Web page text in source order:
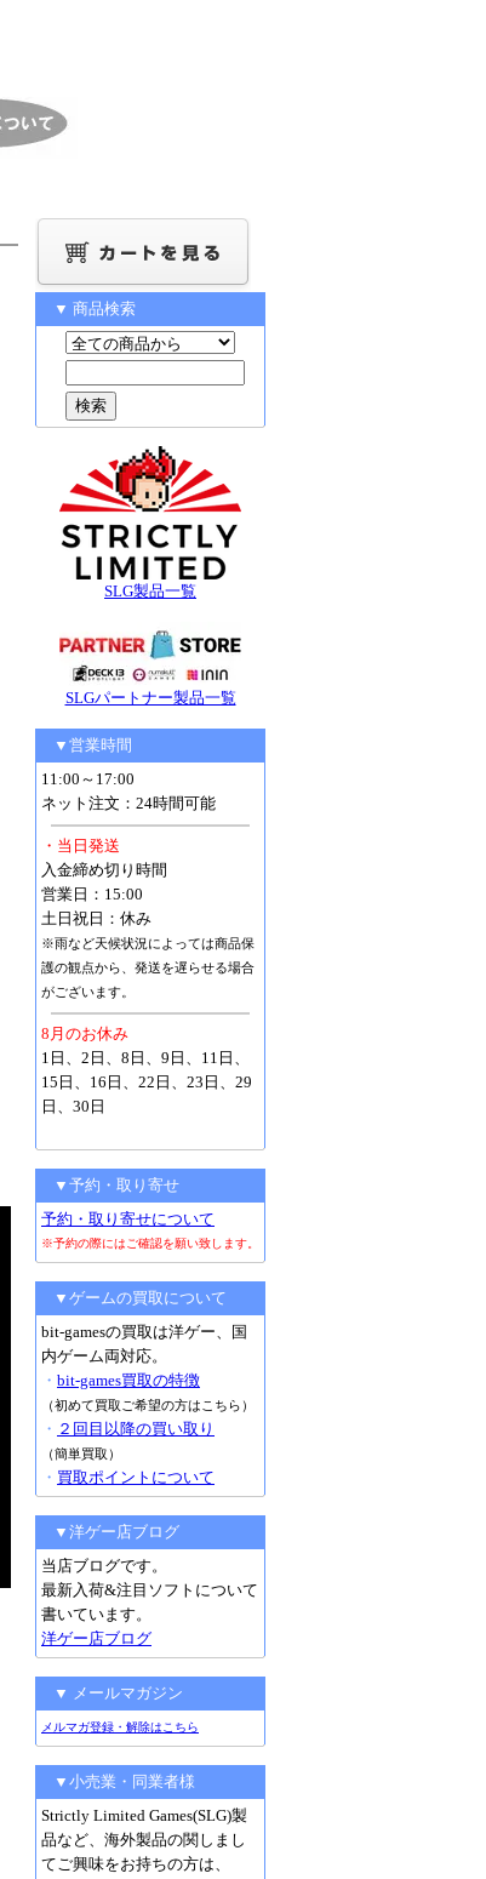
▼ 商品検索
SLG製品一覧
SLGパートナー製品一覧
▼営業時間
11:00～17:00
ネット注文：24時間可能
・当日発送
入金締め切り時間
営業日：15:00
土日祝日：休み
※雨など天候状況によっては商品保
護の観点から、発送を遅らせる場合
がございます。
8月のお休み
1日、2日、8日、9日、11日、
15日、16日、22日、23日、29
日、30日
▼予約・取り寄せ
予約・取り寄せについて
※予約の際にはご確認を願い致します。
▼ゲームの買取について
bit-gamesの買取は洋ゲー、国
内ゲーム両対応。
・ bit-games買取の特徴
（初めて買取ご希望の方はこちら）
・ ２回目以降の買い取り
（簡単買取）
・ 買取ポイントについて
▼洋ゲー店ブログ
当店ブログです。
最新入荷&注目ソフトについて
書いています。
洋ゲー店ブログ
▼ メールマガジン
メルマガ登録・解除はこちら
▼小売業・同業者様
Strictly Limited Games(SLG)製
品など、海外製品の関しまし
てご興味をお持ちの方は、